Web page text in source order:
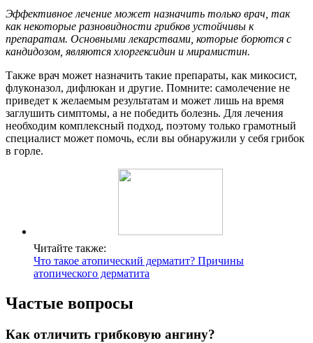
Эффективное лечение может назначить только врач, так
как некоторые разновидности грибков устойчивы к
препаратам. Основными лекарствами, которые борются с
кандидозом, являются хлоргексидин и мирамистин.
Также врач может назначить такие препараты, как микосист,
флуконазол, дифлюкан и другие. Помните: самолечение не
приведет к желаемым результатам и может лишь на время
заглушить симптомы, а не победить болезнь. Для лечения
необходим комплексный подход, поэтому только грамотный
специалист может помочь, если вы обнаружили у себя грибок
в горле.
Читайте также:
Что такое атопический дерматит? Причины
атопического дерматита
Частые вопросы
Как отличить грибковую ангину?